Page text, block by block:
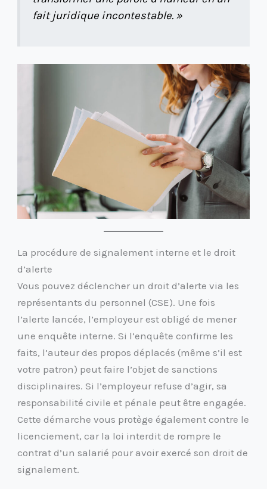
fait juridique incontestable. »
La procédure de signalement interne et le droit
d’alerte
Vous pouvez déclencher un droit d’alerte via les
représentants du personnel (CSE). Une fois
l’alerte lancée, l’employeur est obligé de mener
une enquête interne. Si l’enquête confirme les
faits, l’auteur des propos déplacés (même s’il est
votre patron) peut faire l’objet de sanctions
disciplinaires. Si l’employeur refuse d’agir, sa
responsabilité civile et pénale peut être engagée.
Cette démarche vous protège également contre le
licenciement, car la loi interdit de rompre le
contrat d’un salarié pour avoir exercé son droit de
signalement.